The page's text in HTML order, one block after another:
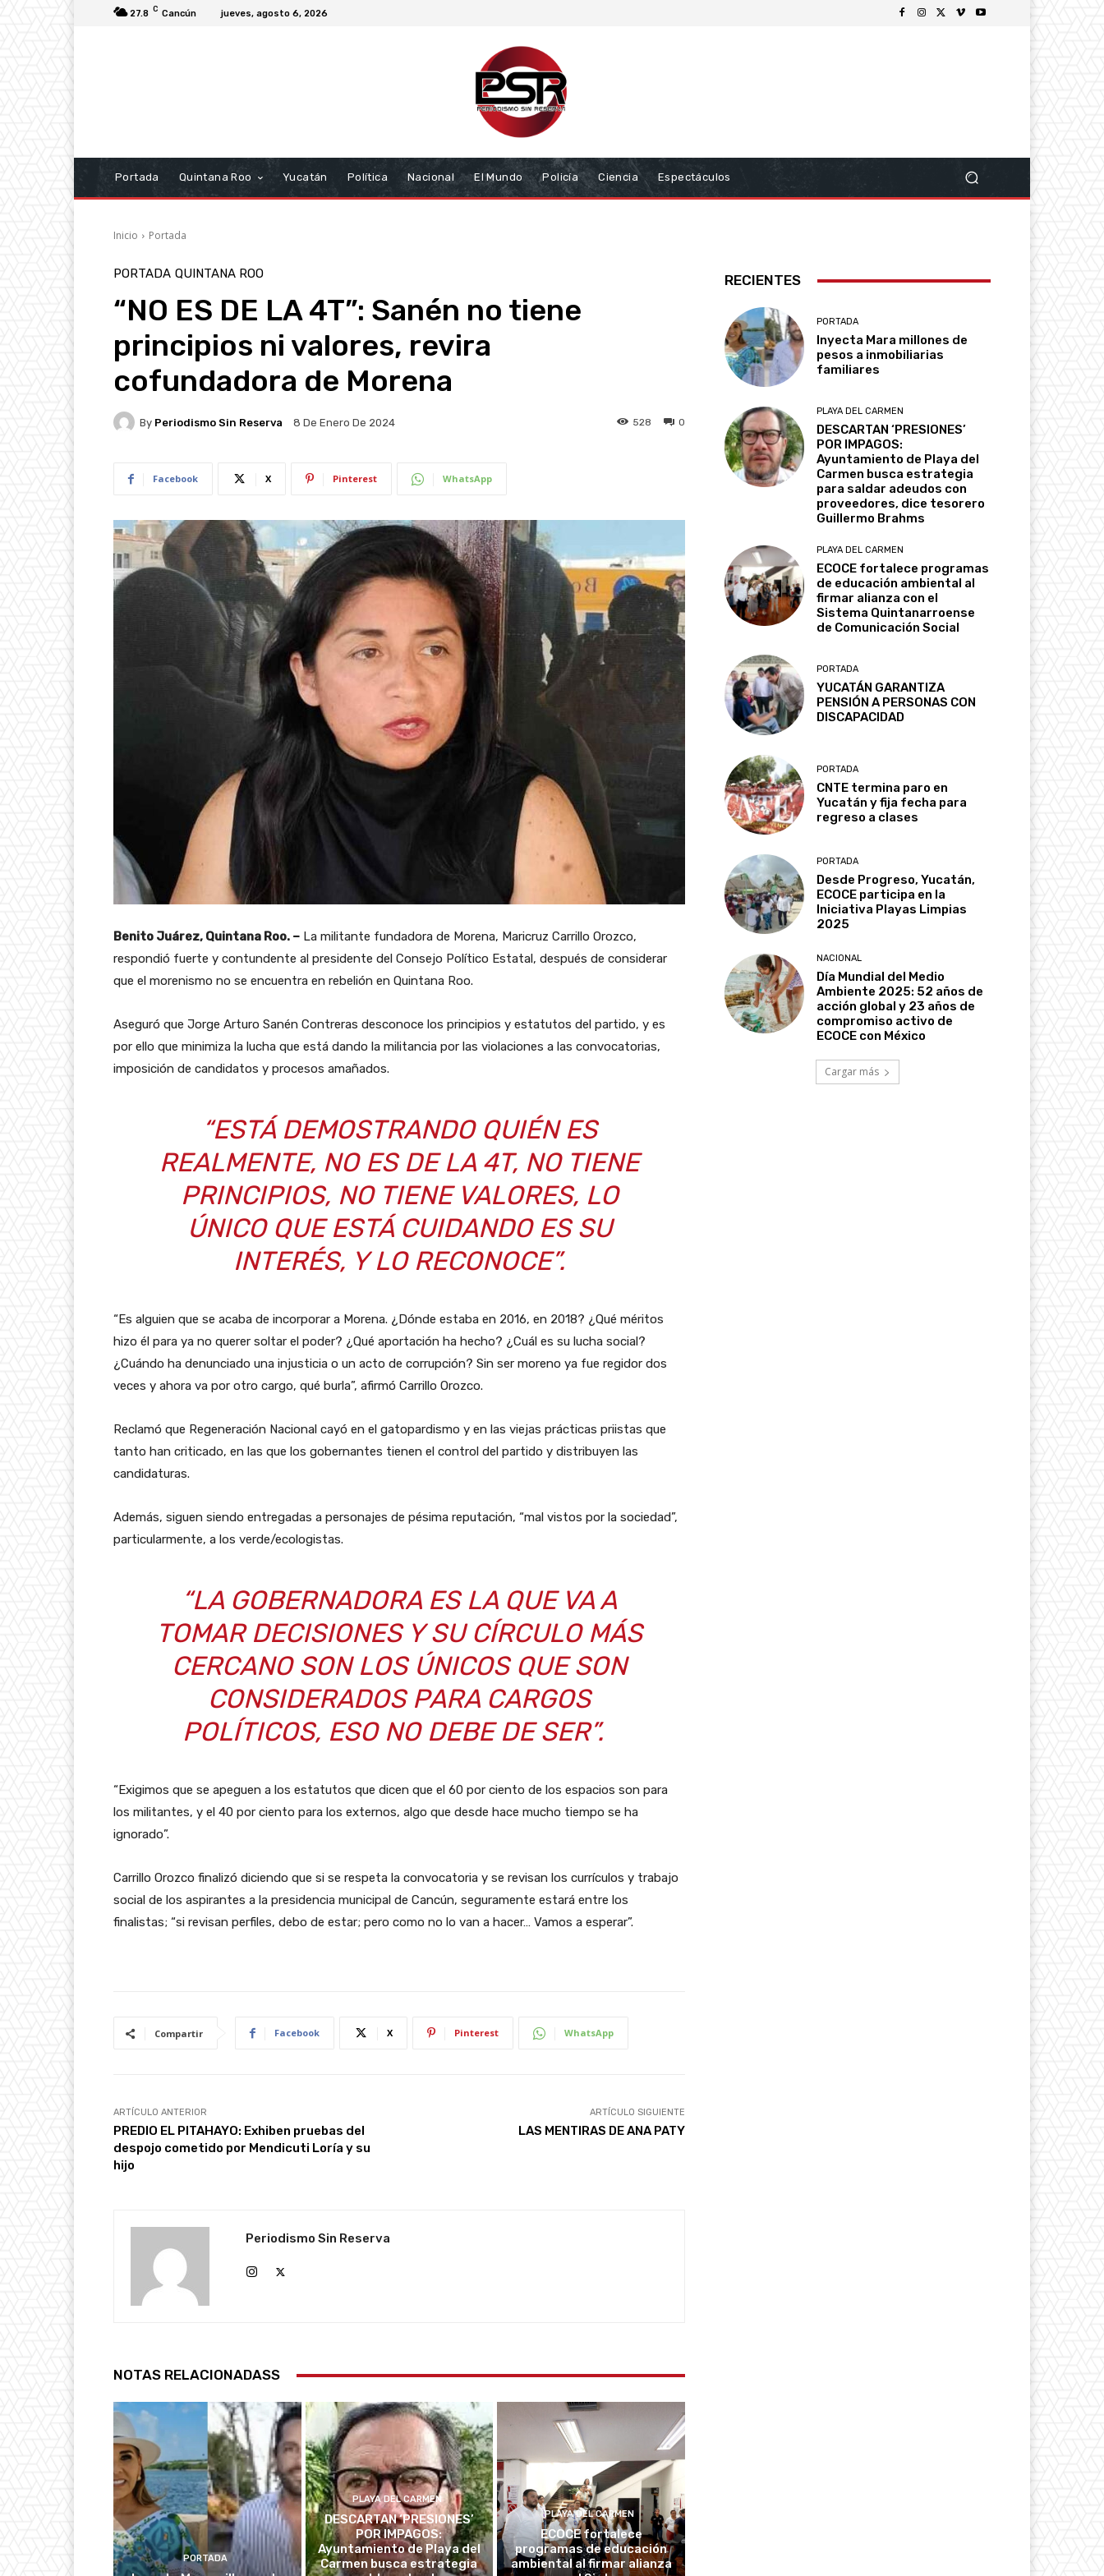
27.8 C Cancún jueves, agosto 6, 2026
Portada Quintana Roo Yucatán Política Nacional El Mundo Policía Ciencia Espectáculos
Inicio Portada
PORTADA QUINTANA ROO
“NO ES DE LA 4T”: Sanén no tiene
principios ni valores, revira
cofundadora de Morena
By Periodismo Sin Reserva 8 De Enero De 2024 0
528
Facebook X Pinterest WhatsApp
Benito Juárez, Quintana Roo. – La militante fundadora de Morena, Maricruz Carrillo Orozco,
respondió fuerte y contundente al presidente del Consejo Político Estatal, después de considerar
que el morenismo no se encuentra en rebelión en Quintana Roo.
Aseguró que Jorge Arturo Sanén Contreras desconoce los principios y estatutos del partido, y es
por ello que minimiza la lucha que está dando la militancia por las violaciones a las convocatorias,
imposición de candidatos y procesos amañados.
“ESTÁ DEMOSTRANDO QUIÉN ES
REALMENTE, NO ES DE LA 4T, NO TIENE
PRINCIPIOS, NO TIENE VALORES, LO
ÚNICO QUE ESTÁ CUIDANDO ES SU
INTERÉS, Y LO RECONOCE”.
“Es alguien que se acaba de incorporar a Morena. ¿Dónde estaba en 2016, en 2018? ¿Qué méritos
hizo él para ya no querer soltar el poder? ¿Qué aportación ha hecho? ¿Cuál es su lucha social?
¿Cuándo ha denunciado una injusticia o un acto de corrupción? Sin ser moreno ya fue regidor dos
veces y ahora va por otro cargo, qué burla”, afirmó Carrillo Orozco.
Reclamó que Regeneración Nacional cayó en el gatopardismo y en las viejas prácticas priistas que
tanto han criticado, en las que los gobernantes tienen el control del partido y distribuyen las
candidaturas.
Además, siguen siendo entregadas a personajes de pésima reputación, “mal vistos por la sociedad”,
particularmente, a los verde/ecologistas.
“LA GOBERNADORA ES LA QUE VA A
TOMAR DECISIONES Y SU CÍRCULO MÁS
CERCANO SON LOS ÚNICOS QUE SON
CONSIDERADOS PARA CARGOS
POLÍTICOS, ESO NO DEBE DE SER”.
“Exigimos que se apeguen a los estatutos que dicen que el 60 por ciento de los espacios son para
los militantes, y el 40 por ciento para los externos, algo que desde hace mucho tiempo se ha
ignorado”.
Carrillo Orozco finalizó diciendo que si se respeta la convocatoria y se revisan los currículos y trabajo
social de los aspirantes a la presidencia municipal de Cancún, seguramente estará entre los
finalistas; “si revisan perfiles, debo de estar; pero como no lo van a hacer… Vamos a esperar”.
Compartir Facebook X Pinterest WhatsApp
ARTÍCULO ANTERIOR
PREDIO EL PITAHAYO: Exhiben pruebas del
despojo cometido por Mendicuti Loría y su
hijo
ARTÍCULO SIGUIENTE
LAS MENTIRAS DE ANA PATY
Periodismo Sin Reserva
NOTAS RELACIONADASS
PORTADA
PLAYA DEL CARMEN
DESCARTAN ‘PRESIONES’
POR IMPAGOS:
Ayuntamiento de Playa del
Carmen busca estrategia
PLAYA DEL CARMEN
ECOCE fortalece
programas de educación
ambiental al firmar alianza
RECIENTES
PORTADA
Inyecta Mara millones de
pesos a inmobiliarias
familiares
PLAYA DEL CARMEN
DESCARTAN ‘PRESIONES’
POR IMPAGOS:
Ayuntamiento de Playa del
Carmen busca estrategia
para saldar adeudos con
proveedores, dice tesorero
Guillermo Brahms
PLAYA DEL CARMEN
ECOCE fortalece programas
de educación ambiental al
firmar alianza con el
Sistema Quintanarroense
de Comunicación Social
PORTADA
YUCATÁN GARANTIZA
PENSIÓN A PERSONAS CON
DISCAPACIDAD
PORTADA
CNTE termina paro en
Yucatán y fija fecha para
regreso a clases
PORTADA
Desde Progreso, Yucatán,
ECOCE participa en la
Iniciativa Playas Limpias
2025
NACIONAL
Día Mundial del Medio
Ambiente 2025: 52 años de
acción global y 23 años de
compromiso activo de
ECOCE con México
Cargar más